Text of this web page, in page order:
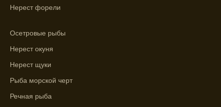
температуры воды учитывается в прогнозе
Лучше всего ловить рыбу в период
как указывает прогноз клева.
Нерест форели
Осетровые рыбы
Нерест окуня
Нерест щуки
Рыба морской черт
Речная рыба